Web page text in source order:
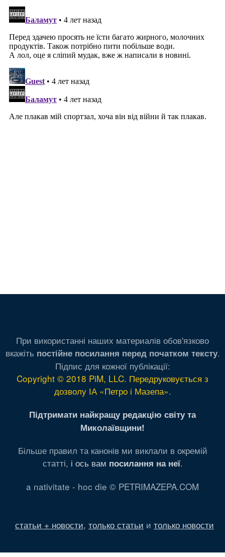
При використанні наших материалів обов'язково
вкажіть постійне посилання перед початком тексту.
Підпис для кожної публікації:
Copyright © 2018 PiM, LLC. Передруковується з
дозволу ІА «Петро і Мазепа».
Підтримати найкращу редакцію світу та
Миколаївщини!
Більше правил та канонів ми виклали в окремій
статті, і ось вам посилання на неї.
a nativitate - hoc die © PETRIMAZEPA.COM
статьи + новости, только статьи и только новости